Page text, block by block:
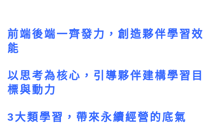
前端後端一齊發力，創造夥伴學習效
能
以思考為核心，引導夥伴建構學習目
標與動力
3大類學習，帶來永續經營的底氣